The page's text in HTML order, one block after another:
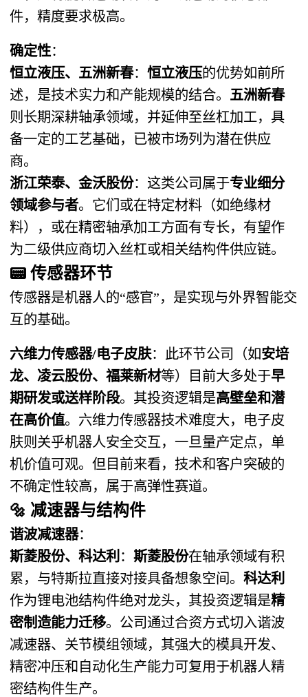
件，精度要求极高。
确定性：
恒立液压、五洲新春：恒立液压的优势如前所
述，是技术实力和产能规模的结合。 五洲新春
则长期深耕轴承领域，并延伸至丝杠加工，具
备一定的工艺基础，已被市场列为潜在供应
商。
浙江荣泰、金沃股份：这类公司属于专业细分
领域参与者。它们或在特定材料（如绝缘材
料），或在精密轴承加工方面有专长，有望作
为二级供应商切入丝杠或相关结构件供应链。
📟传感器环节
传感器是机器人的“感官”，是实现与外界智能交
互的基础。
六维力传感器/电子皮肤：此环节公司（如安培
龙、凌云股份、福莱新材等）目前大多处于早
期研发或送样阶段。其投资逻辑是高壁垒和潜
在高价值。六维力传感器技术难度大，电子皮
肤则关乎机器人安全交互，一旦量产定点，单
机价值可观。但目前来看，技术和客户突破的
不确定性较高，属于高弹性赛道。
🔩 减速器与结构件
谐波减速器：
斯菱股份、科达利 ：斯菱股份在轴承领域有积
累，与特斯拉直接对接具备想象空间。科达利
作为锂电池结构件绝对龙头，其投资逻辑是精
密制造能力迁移。公司通过合资方式切入谐波
减速器、关节模组领域，其强大的模具开发、
精密冲压和自动化生产能力可复用于机器人精
密结构件生产。